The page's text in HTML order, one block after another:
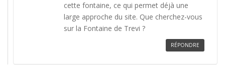
cette fontaine, ce qui permet déjà une
large approche du site. Que cherchez-vous
sur la Fontaine de Trevi ?
RÉPONDRE